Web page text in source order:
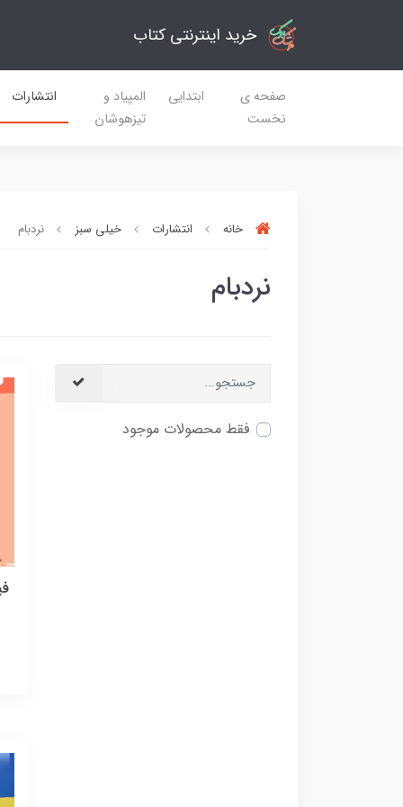
خرید اینترنتی کتاب
صفحه ی
نخست
ابتدایی
المپیاد و
تیزهوشان
انتشارات
خانه انتشارات خیلی سبز نردبام
نردبام
فقط محصولات موجود